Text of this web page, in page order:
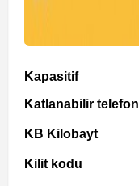
Kapasitif
Katlanabilir telefon
KB Kilobayt
Kilit kodu